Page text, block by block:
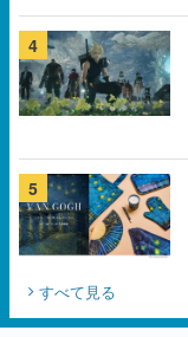
5
すべて見る